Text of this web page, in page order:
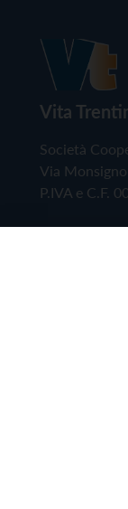
Vita
Società
Via
P.IVA e C.F.
Copyright